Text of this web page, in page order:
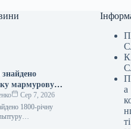
мармурову
вік
1800 років.
Сер 7, 2026
1800-річну
а
ті